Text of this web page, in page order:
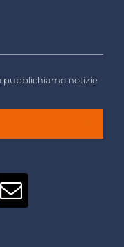
pubblichiamo notizie